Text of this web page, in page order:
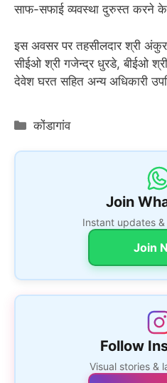
साफ-सफाई व्यवस्था दुरुस्त करने के
इस अवसर पर तहसीलदार श्री
सीईओ श्री गजेन्द्र धुरडे, बीईओ
देवेश घरत सहित अन्य अधिकारी
Categories
कोंडागांव
Join
Instant updates
Join
Follow
Visual stories &